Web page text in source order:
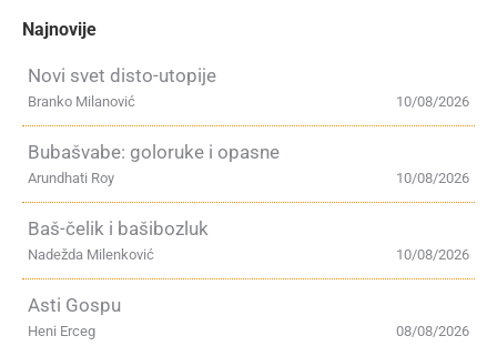
Najnovije
Novi svet disto-utopije
10/08/2026
Branko Milanović
Bubašvabe: goloruke i opasne
10/08/2026
Arundhati Roy
Baš-čelik i bašibozluk
10/08/2026
Nadežda Milenković
Asti Gospu
08/08/2026
Heni Erceg